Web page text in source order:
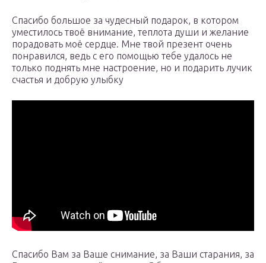
Спасибо большое за чудесный подарок, в котором
уместилось твоё внимание, теплота души и желание
порадовать моё сердце. Мне твой презент очень
понравился, ведь с его помощью тебе удалось не
только поднять мне настроение, но и подарить лучик
счастья и добрую улыбку
Спасибо Вам за Ваше снимание, за Ваши старания, за